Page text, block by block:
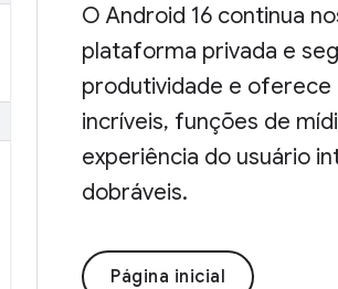
O Android 16 continua
plataforma privada e
produtividade e oferece
incríveis, funções de
experiência do usuário
dobráveis.
Página inicial